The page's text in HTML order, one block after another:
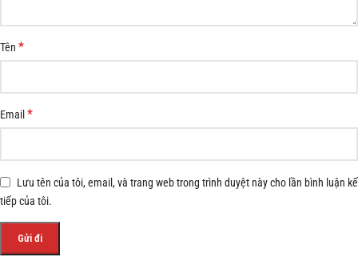
Tên *
Email*
Lưu tên của tôi, email, và trang web trong trình duyệt này cho lần bình luận kế
tiếp của tôi.